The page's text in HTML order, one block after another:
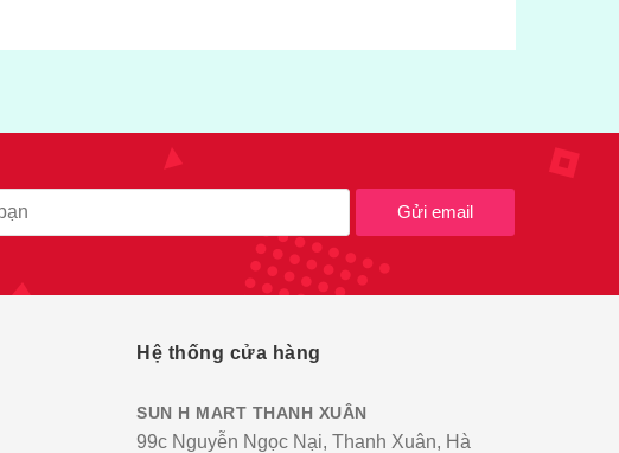
Gửi email
Hệ thống cửa hàng
SUN H MART THANH XUÂN
99c Nguyễn Ngọc Nại, Thanh Xuân, Hà